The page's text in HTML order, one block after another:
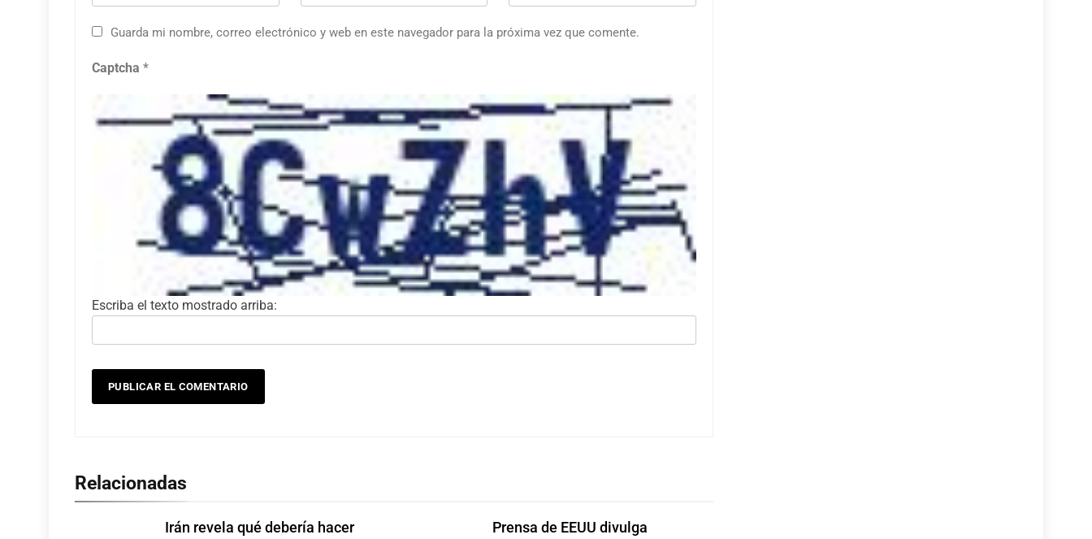
Guarda mi nombre, correo electrónico y web en este navegador para la próxima vez que comente.
Captcha *
Escriba el texto mostrado arriba:
Relacionadas
Irán revela qué debería hacer
Prensa de EEUU divulga